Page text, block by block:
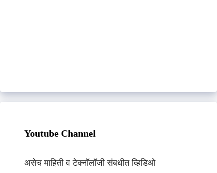
Youtube Channel
असेच माहिती व टेक्नॉलॉजी संबधीत व्हिडिओ